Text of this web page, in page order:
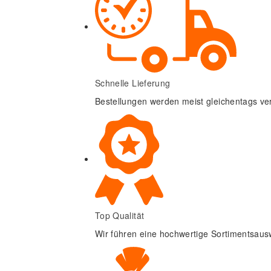
Schnelle Lieferung
Bestellungen werden meist gleichentags
Top Qualität
Wir führen eine hochwertige